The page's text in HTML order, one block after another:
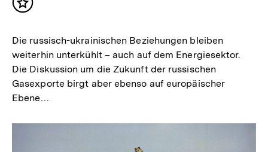
Inhalt
Die russisch-ukrainischen Beziehungen bleiben
weiterhin unterkühlt – auch auf dem Energiesektor.
Die Diskussion um die Zukunft der russischen
Gasexporte birgt aber ebenso auf europäischer
Ebene…